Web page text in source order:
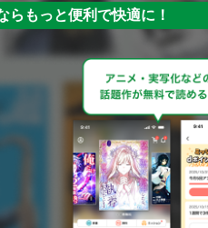
らもっと便利で快適に！